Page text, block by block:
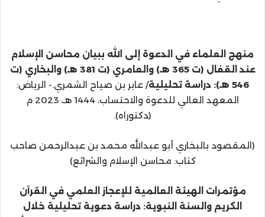
منهج العلماء في الدعوة إلى الله ببيان محاسن الإسلام
عند القفال (ت 365 هـ) والعامري (ت 381 هـ) والبخاري (ت
546 هـ): دراسة تحليلية
/ عابر بن صياح الشمري.- الرياض:
المعهد العالي للدعوة والاحتساب، 1444 هـ، 2023 م
(دكتوراه).
(المقصود بالبخاري أبو عبدالله محمد بن عبدالرحمن صاحب
كتاب: محاسن الإسلام والشرائع)
مؤتمرات الهيئة العالمية للإعجاز العلمي في القرآن
الكريم والسنة النبوية: دراسة دعوية تحليلية خلال